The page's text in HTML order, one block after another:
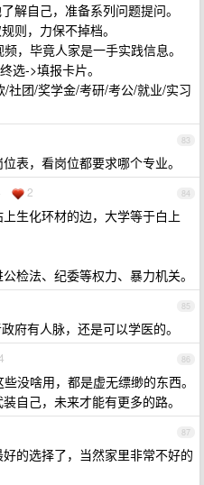
解自己，准备系列问题提问。
则，力保不掉档。
，毕竟人家是一手实践信息。
选->填报卡片。
社团/奖学金/考研/考公/就业/实习
83
表，看岗位都要求哪个专业。
84
2
生化环材的边，大学等于白上
检法、纪委等权力、暴力机关。
85
府有人脉，还是可以学医的。
86
没啥用，都是虚无缥缈的东西。
自己，未来才能有更多的路。
87
的选择了，当然家里非常不好的